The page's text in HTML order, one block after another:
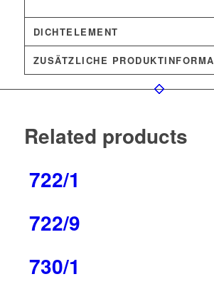
DICHTELEMENT
ZUSÄTZLICHE PRODUKTINFORMA
Related products
722/1
722/9
730/1